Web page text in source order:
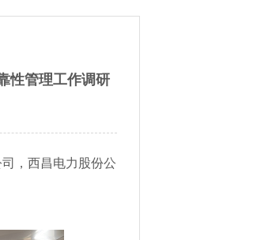
性管理工作调研
，西昌电力股份公